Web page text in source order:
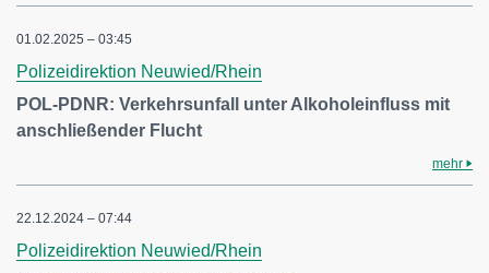
01.02.2025 – 03:45
Polizeidirektion Neuwied/Rhein
POL-PDNR: Verkehrsunfall unter Alkoholeinfluss mit
anschließender Flucht
mehr
22.12.2024 – 07:44
Polizeidirektion Neuwied/Rhein